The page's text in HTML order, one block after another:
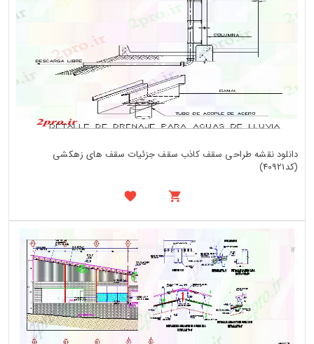
دانلود نقشه طراحی سقف کاذب سقف جزئیات سقف های زهکشی
(کد40921)